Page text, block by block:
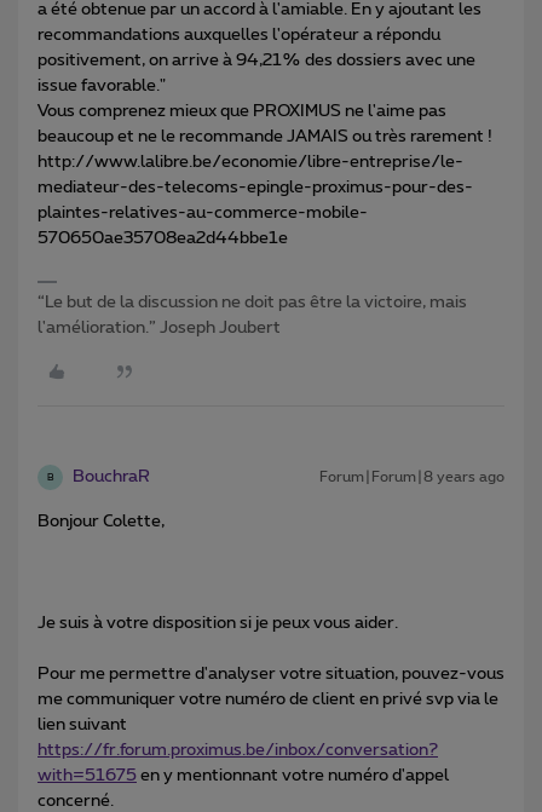
a été obtenue par un accord à l'amiable. En y ajoutant les
recommandations auxquelles l'opérateur a répondu
positivement, on arrive à 94,21% des dossiers avec une
issue favorable."
Vous comprenez mieux que PROXIMUS ne l'aime pas
beaucoup et ne le recommande JAMAIS ou très rarement !
http://www.lalibre.be/economie/libre-entreprise/le-
mediateur-des-telecoms-epingle-proximus-pour-des-
plaintes-relatives-au-commerce-mobile-
570650ae35708ea2d44bbe1e
“Le but de la discussion ne doit pas être la victoire, mais
l'amélioration.” Joseph Joubert
B BouchraR Forum|Forum|8 years ago
Bonjour Colette,
Je suis à votre disposition si je peux vous aider.
Pour me permettre d'analyser votre situation, pouvez-vous
me communiquer votre numéro de client en privé svp via le
lien suivant
https://fr.forum.proximus.be/inbox/conversation?
with=51675 en y mentionnant votre numéro d'appel
concerné.